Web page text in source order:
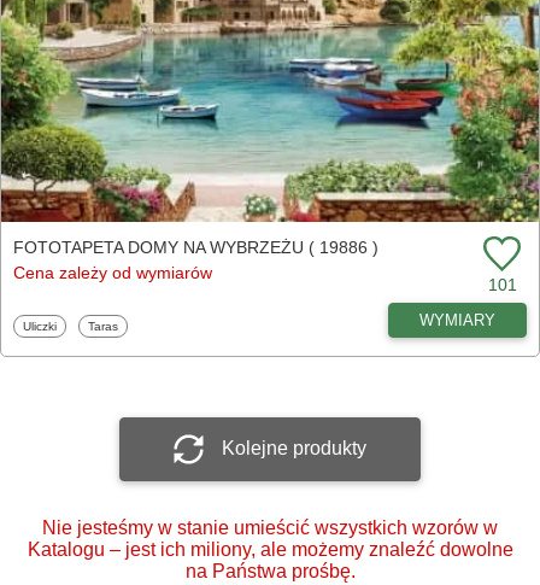
FOTOTAPETA DOMY NA WYBRZEŻU ( 19886 )
Cena zależy od wymiarów
101
Fototapety
Uliczki Fototapety
Taras WYMIARY
Kolejne produkty
Nie jesteśmy w stanie umieścić wszystkich wzorów w
Katalogu – jest ich miliony, ale możemy znaleźć dowolne
na Państwa prośbę.